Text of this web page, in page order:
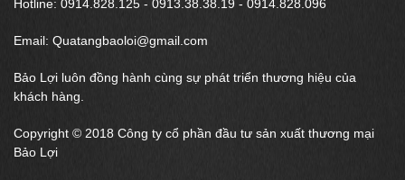
Hotline: 0914.828.125 - 0913.38.38.19 - 0914.828.096
Email: Quatangbaoloi@gmail.com
Bảo Lợi luôn đồng hành cùng sự phát triển thương hiệu của
khách hàng.
Copyright © 2018 Công ty cổ phần đầu tư sản xuất thương mại
Bảo Lợi